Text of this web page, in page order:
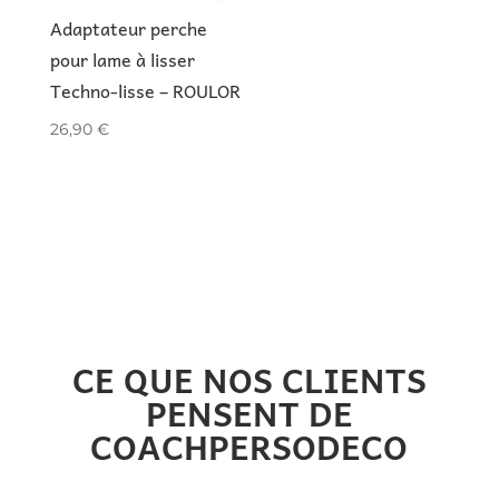
Adaptateur perche
pour lame à lisser
Techno-lisse – ROULOR
26,90 €
CE QUE NOS CLIENTS
PENSENT DE
COACHPERSODECO